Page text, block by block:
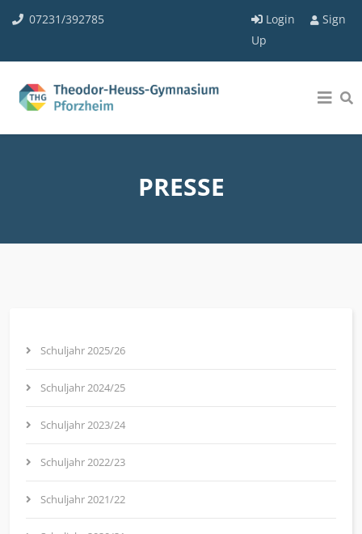
07231/392785 Login
Sign
Up
PRESSE
Schuljahr 2025/26
Schuljahr 2024/25
Schuljahr 2023/24
Schuljahr 2022/23
Schuljahr 2021/22